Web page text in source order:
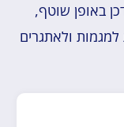
באופן שוטף,
ולאתגרים